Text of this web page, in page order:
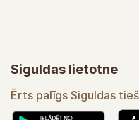
Siguldas lietotne
Ērts palīgs Siguldas